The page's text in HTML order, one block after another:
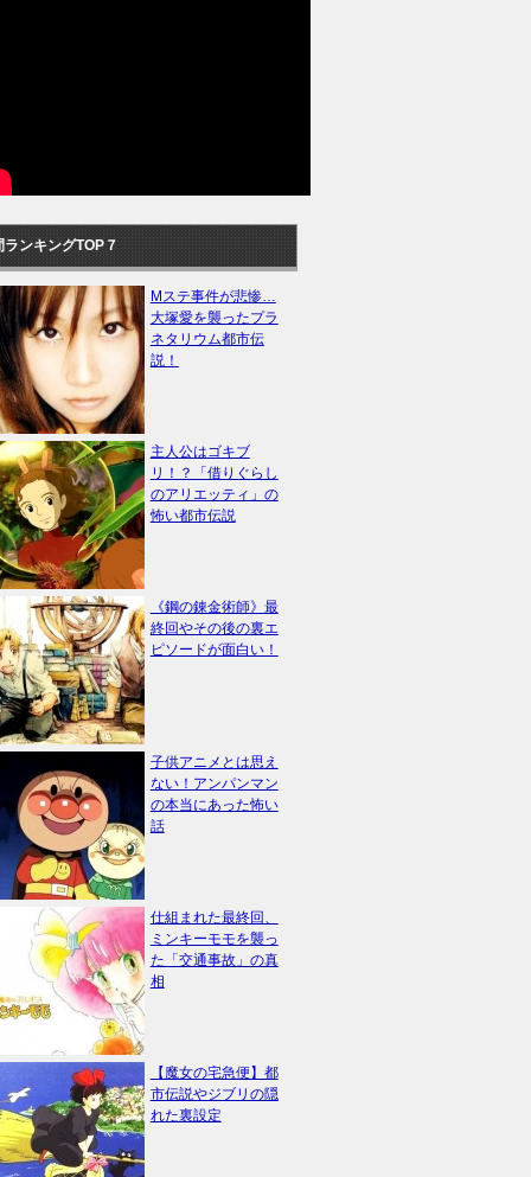
ランキングTOP７
Mステ事件が悲惨…
大塚愛を襲ったプラ
ネタリウム都市伝
説！
主人公はゴキブ
リ！？「借りぐらし
のアリエッティ」の
怖い都市伝説
《鋼の錬金術師》最
終回やその後の裏エ
ピソードが面白い！
子供アニメとは思え
ない！アンパンマン
の本当にあった怖い
話
仕組まれた最終回、
ミンキーモモを襲っ
た「交通事故」の真
相
【魔女の宅急便】都
市伝説やジブリの隠
れた裏設定